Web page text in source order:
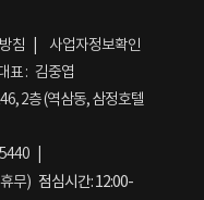
침
사업자정보확인
표 : 김중엽
2층 (역삼동, 삼정호텔
무) 점심시간:12:00-